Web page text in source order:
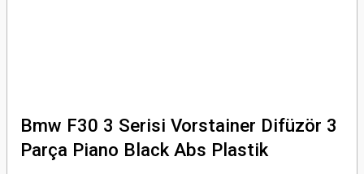
Bmw F30 3 Serisi Vorstainer Difüzör 3
Parça Piano Black Abs Plastik